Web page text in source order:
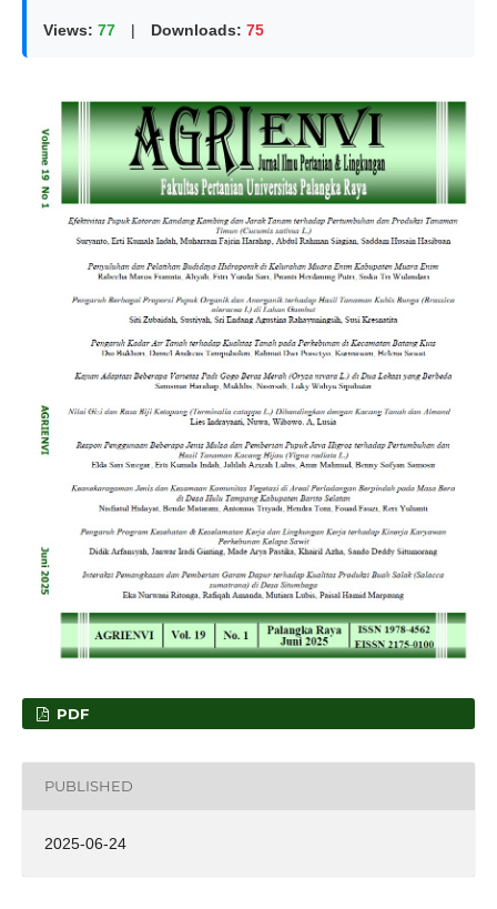
Views: 77 | Downloads: 75
PDF
PUBLISHED
2025-06-24